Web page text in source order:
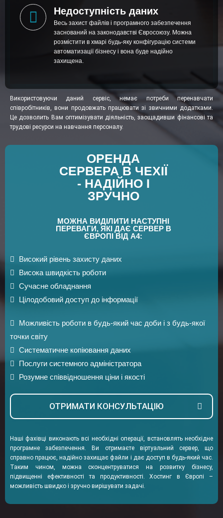
Недоступність даних
Весь захист файлів і програмного забезпечення
заснований на законодавстві Євросоюзу. Можна
розмістити в хмарі будь-яку конфігурацію системи
автоматизації бізнесу і вона буде надійно
захищена.
Використовуючи даний сервіс, немає потреби перенавчати
співробітників, вони продовжать працювати зі звичними додатками.
Це дозволить Вам оптимізувати діяльність, заощадивши фінансові та
трудові ресурси на навчання персоналу.
ОРЕНДА
СЕРВЕРА В ЧЕХІЇ
- НАДІЙНО І
ЗРУЧНО
МОЖНА ВИДІЛИТИ НАСТУПНІ
ПЕРЕВАГИ, ЯКІ ДАЄ СЕРВЕР В
ЄВРОПІ ВІД А4:
Високий рівень захисту даних
Висока швидкість роботи
Сучасне обладнання
Цілодобовий доступ до інформації
Можливість роботи в будь-який час доби і з будь-якої
точки світу
Систематичне копіювання даних
Послуги системного адміністратора
Розумне співвідношення ціни і якості
ОТРИМАТИ КОНСУЛЬТАЦІЮ
Наші фахівці виконають всі необхідні операції, встановлять необхідне
програмне забезпечення. Ви отримаєте віртуальний сервер, що
справно працює, надійно захищає файли і дає доступ в будь-який час.
Таким чином, можна сконцентруватися на розвитку бізнесу,
підвищенні ефективності та продуктивності. Хостинг в Європі –
можливість швидко і зручно вирішувати задачі.